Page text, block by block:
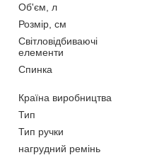
Об'єм, л
Розмір, см
Світловідбиваючі
елементи
Спинка
Країна виробництва
Тип
Тип ручки
нагрудний ремінь